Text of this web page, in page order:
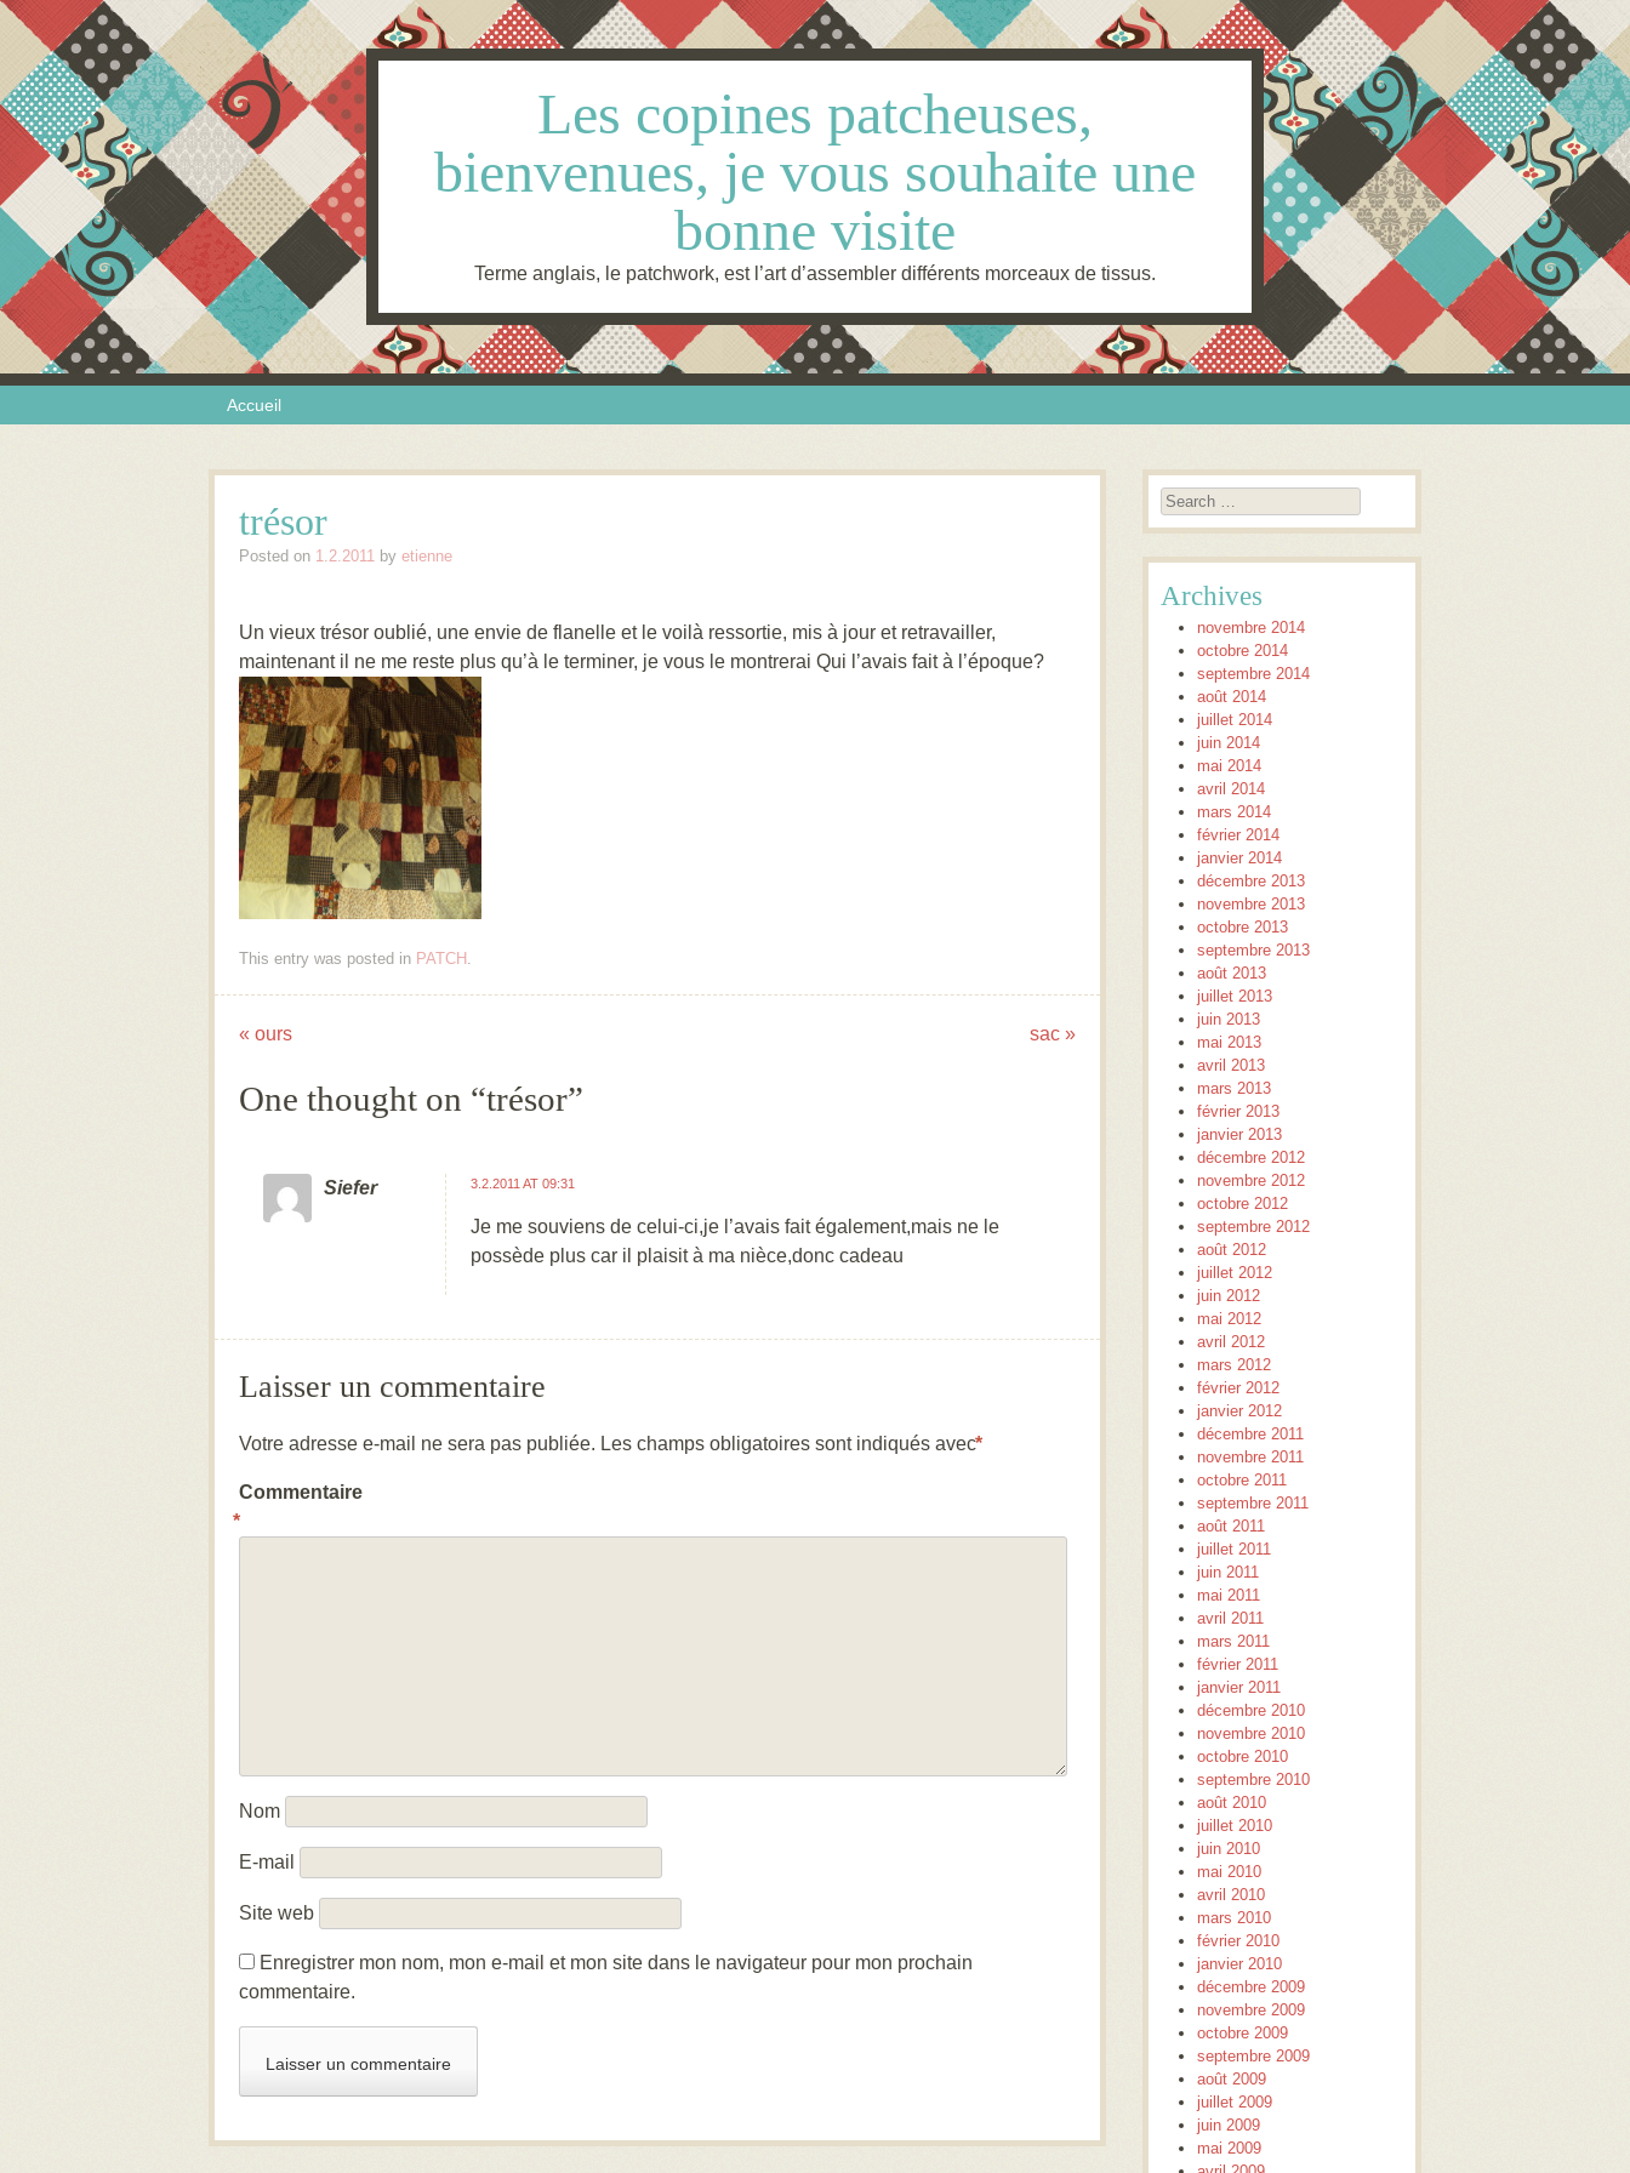
Les copines patcheuses,
bienvenues, je vous souhaite une
bonne visite
Terme anglais, le patchwork, est l’art d’assembler différents morceaux de tissus.
Menu Accueil
trésor
Posted on 1.2.2011 by etienne
Un vieux trésor oublié, une envie de flanelle et le voilà ressortie, mis à jour et retravailler,
maintenant il ne me reste plus qu’à le terminer, je vous le montrerai Qui l’avais fait à l’époque?
This entry was posted in PATCH .
Post navigation
« ours sac »
One thought on “trésor”
Siefer 3.2.2011 AT 09:31
Je me souviens de celui-ci,je l’avais fait également,mais ne le
possède plus car il plaisit à ma nièce,donc cadeau
Laisser un commentaire
Votre adresse e-mail ne sera pas publiée. Les champs obligatoires sont indiqués avec*
Commentaire
*
Nom
E-mail
Site web
Enregistrer mon nom, mon e-mail et mon site dans le navigateur pour mon prochain
commentaire.
Search
Archives
novembre 2014
octobre 2014
septembre 2014
août 2014
juillet 2014
juin 2014
mai 2014
avril 2014
mars 2014
février 2014
janvier 2014
décembre 2013
novembre 2013
octobre 2013
septembre 2013
août 2013
juillet 2013
juin 2013
mai 2013
avril 2013
mars 2013
février 2013
janvier 2013
décembre 2012
novembre 2012
octobre 2012
septembre 2012
août 2012
juillet 2012
juin 2012
mai 2012
avril 2012
mars 2012
février 2012
janvier 2012
décembre 2011
novembre 2011
octobre 2011
septembre 2011
août 2011
juillet 2011
juin 2011
mai 2011
avril 2011
mars 2011
février 2011
janvier 2011
décembre 2010
novembre 2010
octobre 2010
septembre 2010
août 2010
juillet 2010
juin 2010
mai 2010
avril 2010
mars 2010
février 2010
janvier 2010
décembre 2009
novembre 2009
octobre 2009
septembre 2009
août 2009
juillet 2009
juin 2009
mai 2009